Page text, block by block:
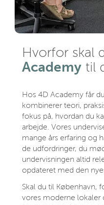
Hvorfor skal
Academy til
Hos 4D Academy får
kombinerer teori,
fokus på, hvordan du
arbejde. Vores
mange års erfaring og
de udfordringer, du
undervisningen altid
opdateret med den
Skal du til København,
vores moderne lokaler